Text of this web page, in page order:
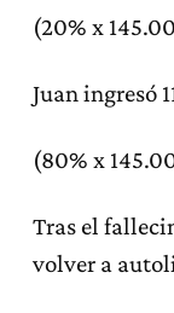
(20% x
Juan ingresó
(80% x
Tras el
volver a